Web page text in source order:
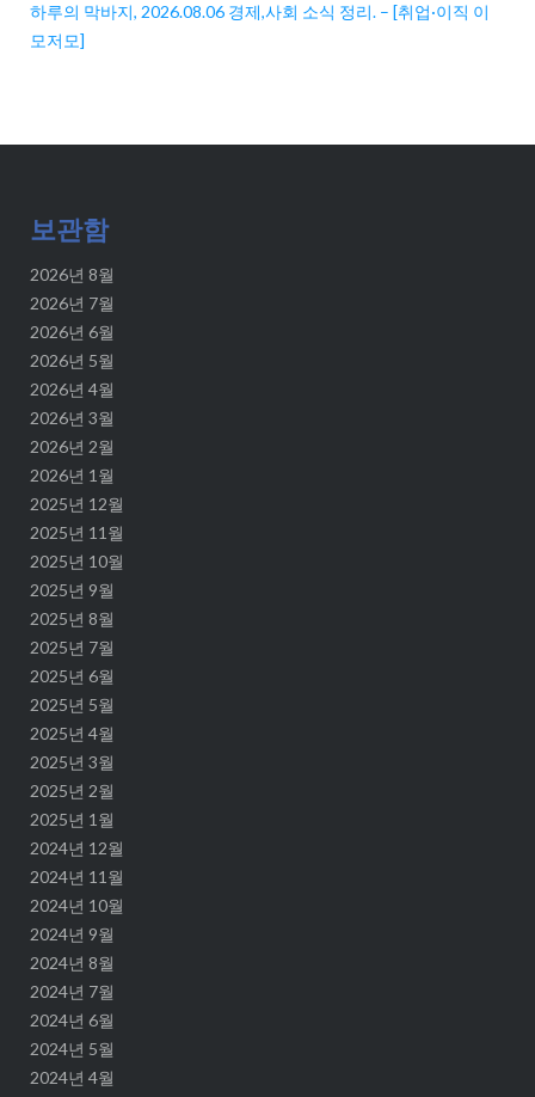
하루의 막바지, 2026.08.06 경제,사회 소식 정리. – [취업·이직 이
모저모]
보관함
2026년 8월
2026년 7월
2026년 6월
2026년 5월
2026년 4월
2026년 3월
2026년 2월
2026년 1월
2025년 12월
2025년 11월
2025년 10월
2025년 9월
2025년 8월
2025년 7월
2025년 6월
2025년 5월
2025년 4월
2025년 3월
2025년 2월
2025년 1월
2024년 12월
2024년 11월
2024년 10월
2024년 9월
2024년 8월
2024년 7월
2024년 6월
2024년 5월
2024년 4월